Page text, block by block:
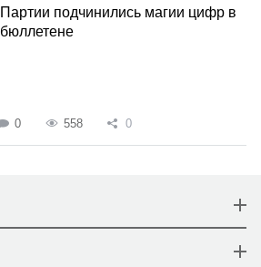
Партии подчинились магии цифр в
бюллетене
0 558 0